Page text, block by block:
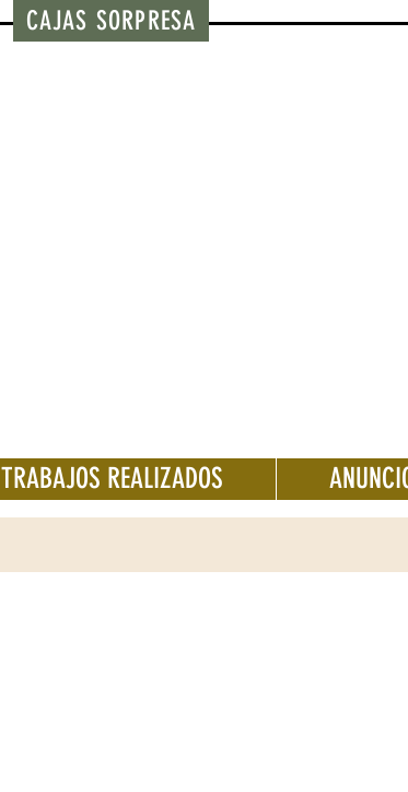
CAJAS SORPRESA
TRABAJOS REALIZADOS